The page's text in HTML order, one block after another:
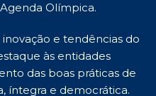
Olímpica.
e tendências do
às entidades
das boas práticas de
íntegra e democrática.